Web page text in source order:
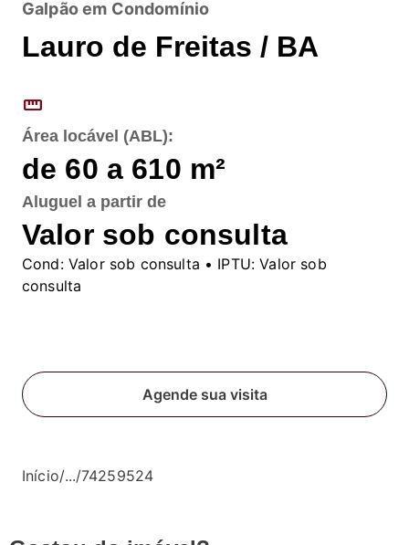
Galpão em Condomínio
Lauro de Freitas / BA
straighten
Área locável (ABL):
de 60 a 610 m²
Aluguel a partir de
Valor sob consulta
Cond:Valor sob consulta • IPTU: Valor sob
consulta
Agende sua visita
Início/.../74259524